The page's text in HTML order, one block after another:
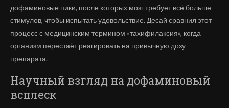
дофаминовые пики, после которых мозг требует всё больше
стимулов, чтобы испытать удовольствие. Десай сравнил этот
процесс с медицинским термином «тахифилаксия», когда
организм перестаёт реагировать на привычную дозу
препарата.
Научный взгляд на дофаминовый
всплеск